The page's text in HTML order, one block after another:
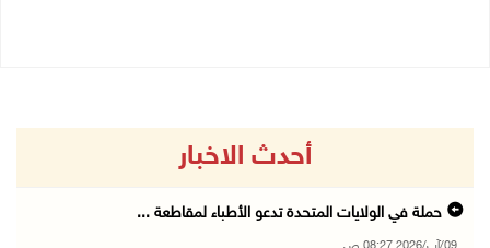
أحدث الاخبار
حملة في الولايات المتحدة تدعو الأطباء لمقاطعة ...